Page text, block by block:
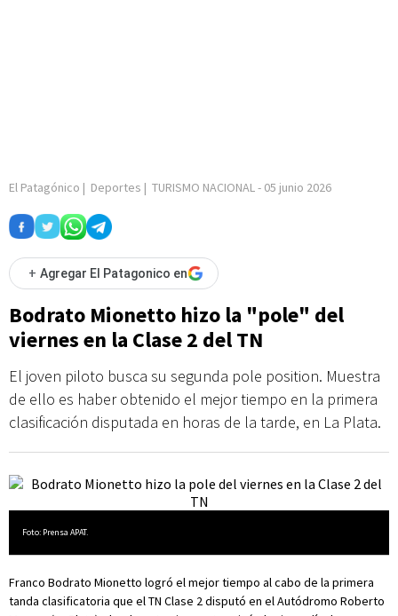
El Patagónico | Deportes | TURISMO NACIONAL- 05 junio 2026
+ Agregar El Patagonico en
Bodrato Mionetto hizo la "pole" del
viernes en la Clase 2 del TN
El joven piloto busca su segunda pole position. Muestra
de ello es haber obtenido el mejor tiempo en la primera
clasificación disputada en horas de la tarde, en La Plata.
Foto: Prensa APAT.
Franco Bodrato Mionetto logró el mejor tiempo al cabo de la primera
tanda clasificatoria que el TN Clase 2 disputó en el Autódromo Roberto